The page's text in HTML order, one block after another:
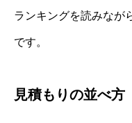
ランキングを読みなが
です。
見積もりの並べ方